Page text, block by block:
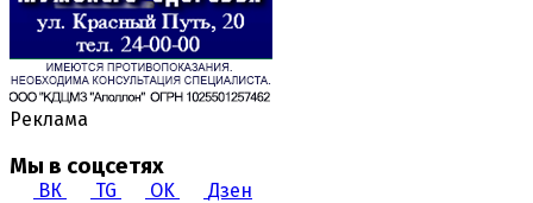
Реклама
Мы в соцсетях
ВК TG OK Дзен